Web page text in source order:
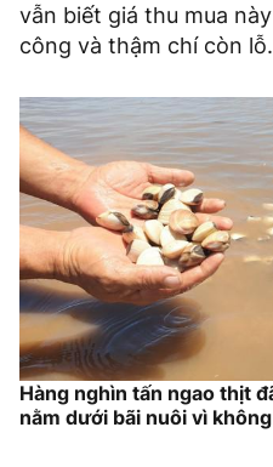
vẫn biết giá thu mua
công và thậm chí còn lỗ.
Hàng nghìn tấn ngao thịt
nằm dưới bãi nuôi vì